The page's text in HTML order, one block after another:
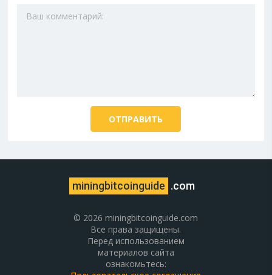
miningbitcoinguide .com
© 2026 miningbitcoinguide.com
Все права защищены.
Перед использованием
материалов сайта
ознакомьтесь: